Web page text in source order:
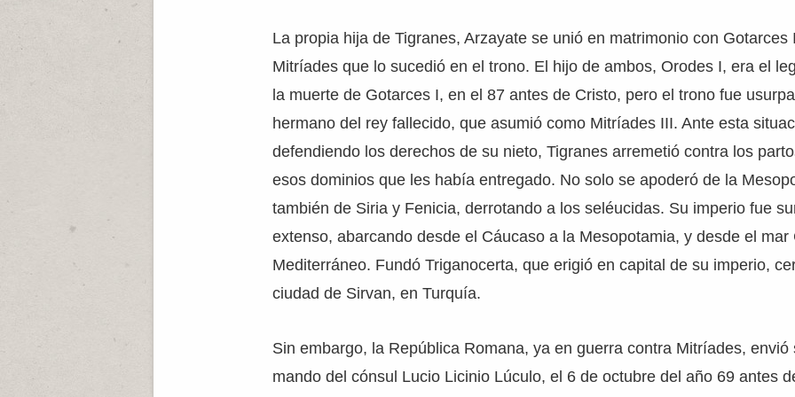
La propia hija de Tigranes, Arzayate se unió en matrimonio con Gotarces
Mitríades que lo sucedió en el trono. El hijo de ambos, Orodes I, era el
la muerte de Gotarces I, en el 87 antes de Cristo, pero el trono fue
hermano del rey fallecido, que asumió como Mitríades III. Ante esta
defendiendo los derechos de su nieto, Tigranes arremetió contra los
esos dominios que les había entregado. No solo se apoderó de la
también de Siria y Fenicia, derrotando a los seléucidas. Su imperio fue
extenso, abarcando desde el Cáucaso a la Mesopotamia, y desde el mar
Mediterráneo. Fundó Triganocerta, que erigió en capital de su imperio,
ciudad de Sirvan, en Turquía.
Sin embargo, la República Romana, ya en guerra contra Mitríades, envió
mando del cónsul Lucio Licinio Lúculo, el 6 de octubre del año 69 antes